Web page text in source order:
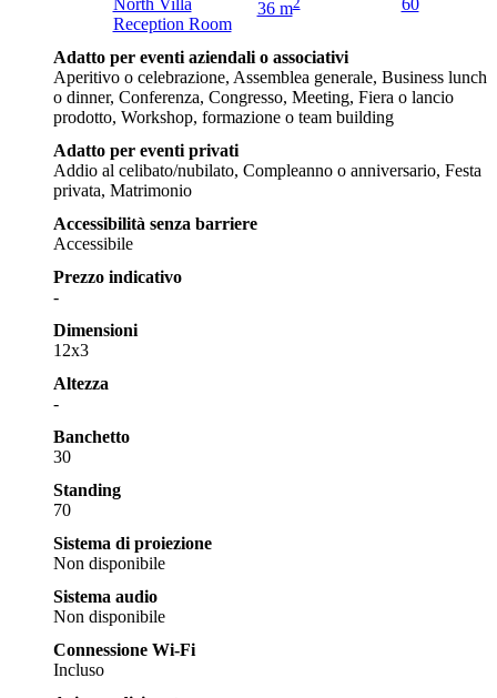
Reception Room
36 m
Adatto per eventi aziendali o associativi
Aperitivo o celebrazione, Assemblea generale, Business lunch
o dinner, Conferenza, Congresso, Meeting, Fiera o lancio
prodotto, Workshop, formazione o team building
Adatto per eventi privati
Addio al celibato/nubilato, Compleanno o anniversario, Festa
privata, Matrimonio
Accessibilità senza barriere
Accessibile
Prezzo indicativo
-
Dimensioni
12x3
Altezza
-
Banchetto
30
Standing
70
Sistema di proiezione
Non disponibile
Sistema audio
Non disponibile
Connessione Wi-Fi
Incluso